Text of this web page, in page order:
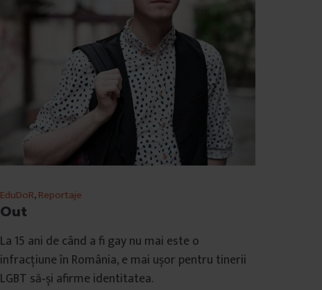
EduDoR,Reportaje
Out
La 15 ani de când a fi gay nu mai este o
infracțiune în România, e mai ușor pentru tinerii
LGBT să‑și afirme identitatea.